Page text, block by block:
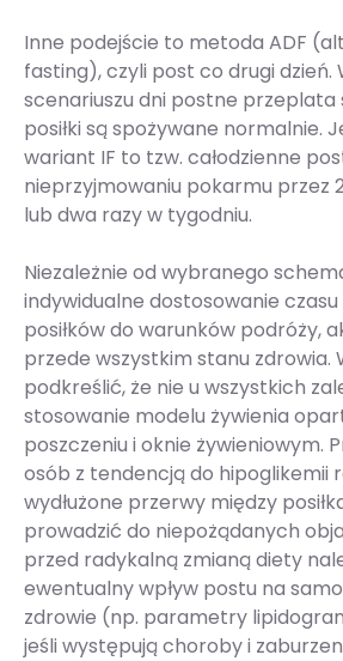
Inne podejście to metoda ADF
fasting), czyli post co drugi dzień.
scenariuszu dni postne przeplata
posiłki są spożywane normalnie.
wariant IF to tzw. całodzienne
nieprzyjmowaniu pokarmu przez
lub dwa razy w tygodniu.
Niezależnie od wybranego
indywidualne dostosowanie
posiłków do warunków podróży,
przede wszystkim stanu zdrowia.
podkreślić, że nie u wszystkich
stosowanie modelu żywienia
poszczeniu i oknie żywieniowym.
osób z tendencją do hipoglikemii
wydłużone przerwy między
prowadzić do niepożądanych
przed radykalną zmianą diety
ewentualny wpływ postu na
zdrowie (np. parametry
jeśli występują choroby i